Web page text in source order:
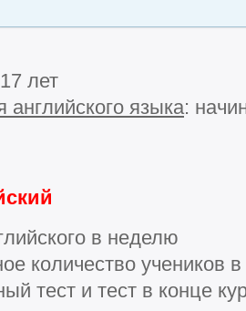
лет
английского языка:
в неделю
количество учеников
тест и тест в конце